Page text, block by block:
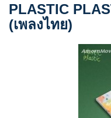
PLASTIC
(เพลงไทย)